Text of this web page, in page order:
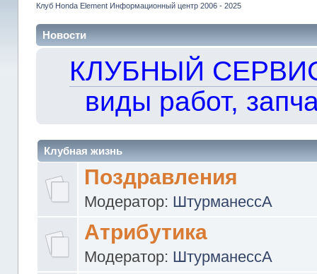
Клуб Honda Element Информационный центр 2006 - 2025
Новости
КЛУБНЫЙ
виды работ,
Клубная жизнь
Поздравления
Модератор: ШтурманессА
Атрибутика
Модератор: ШтурманессА